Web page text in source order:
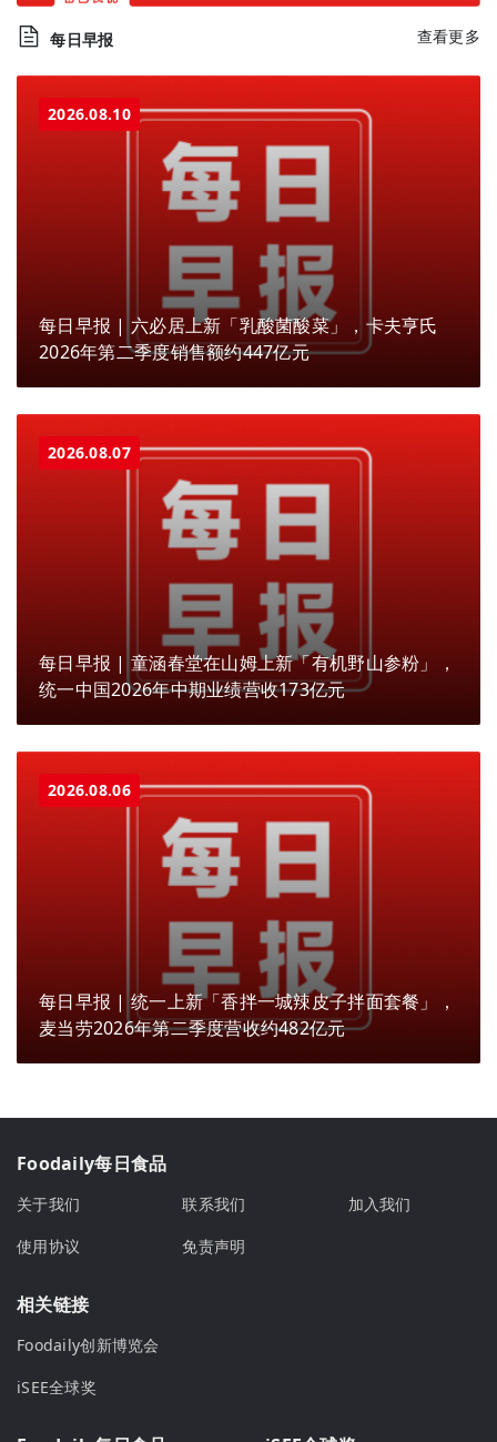
每日早报 查看更多
2026.08.10
每日早报 | 六必居上新「乳酸菌酸菜」，卡夫亨氏
2026年第二季度销售额约447亿元
2026.08.07
每日早报 | 童涵春堂在山姆上新「有机野山参粉」，
统一中国2026年中期业绩营收173亿元
2026.08.06
每日早报 | 统一上新「香拌一城辣皮子拌面套餐」，
麦当劳2026年第二季度营收约482亿元
Foodaily每日食品
关于我们 联系我们
加入我们
使用协议
免责声明
相关链接
Foodaily创新博览会
iSEE全球奖